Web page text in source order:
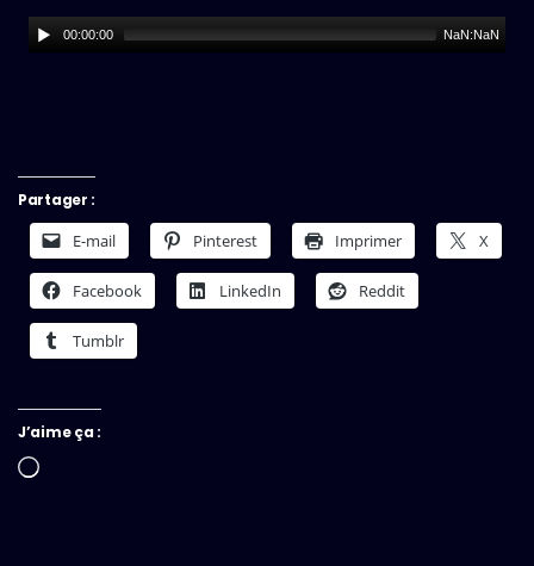
00:00:00 NaN:NaN
Partager :
E-mail Pinterest Imprimer X
Facebook LinkedIn Reddit
Tumblr
J’aime ça :
Chargement…